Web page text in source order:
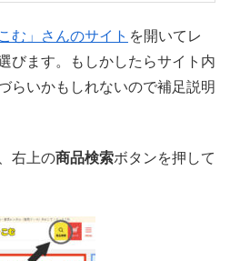
む」さんのサイト を開いてレ
びます。もしかしたらサイト内
らいかもしれないので補足説明
右上の商品検索ボタンを押して